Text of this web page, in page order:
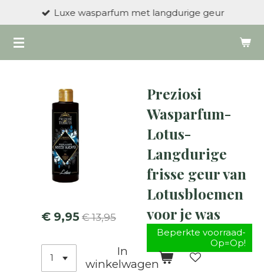
naar
de
Luxe wasparfum met langdurige geur
Preziosi
Wasparfum-
Lotus-
Langdurige
frisse geur van
Lotusbloemen
voor je was
Beperkte voorraad-
Op=Op!
€ 9,95 € 13,95
In
winkelwagen